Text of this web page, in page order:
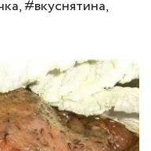
#вкуснятина,